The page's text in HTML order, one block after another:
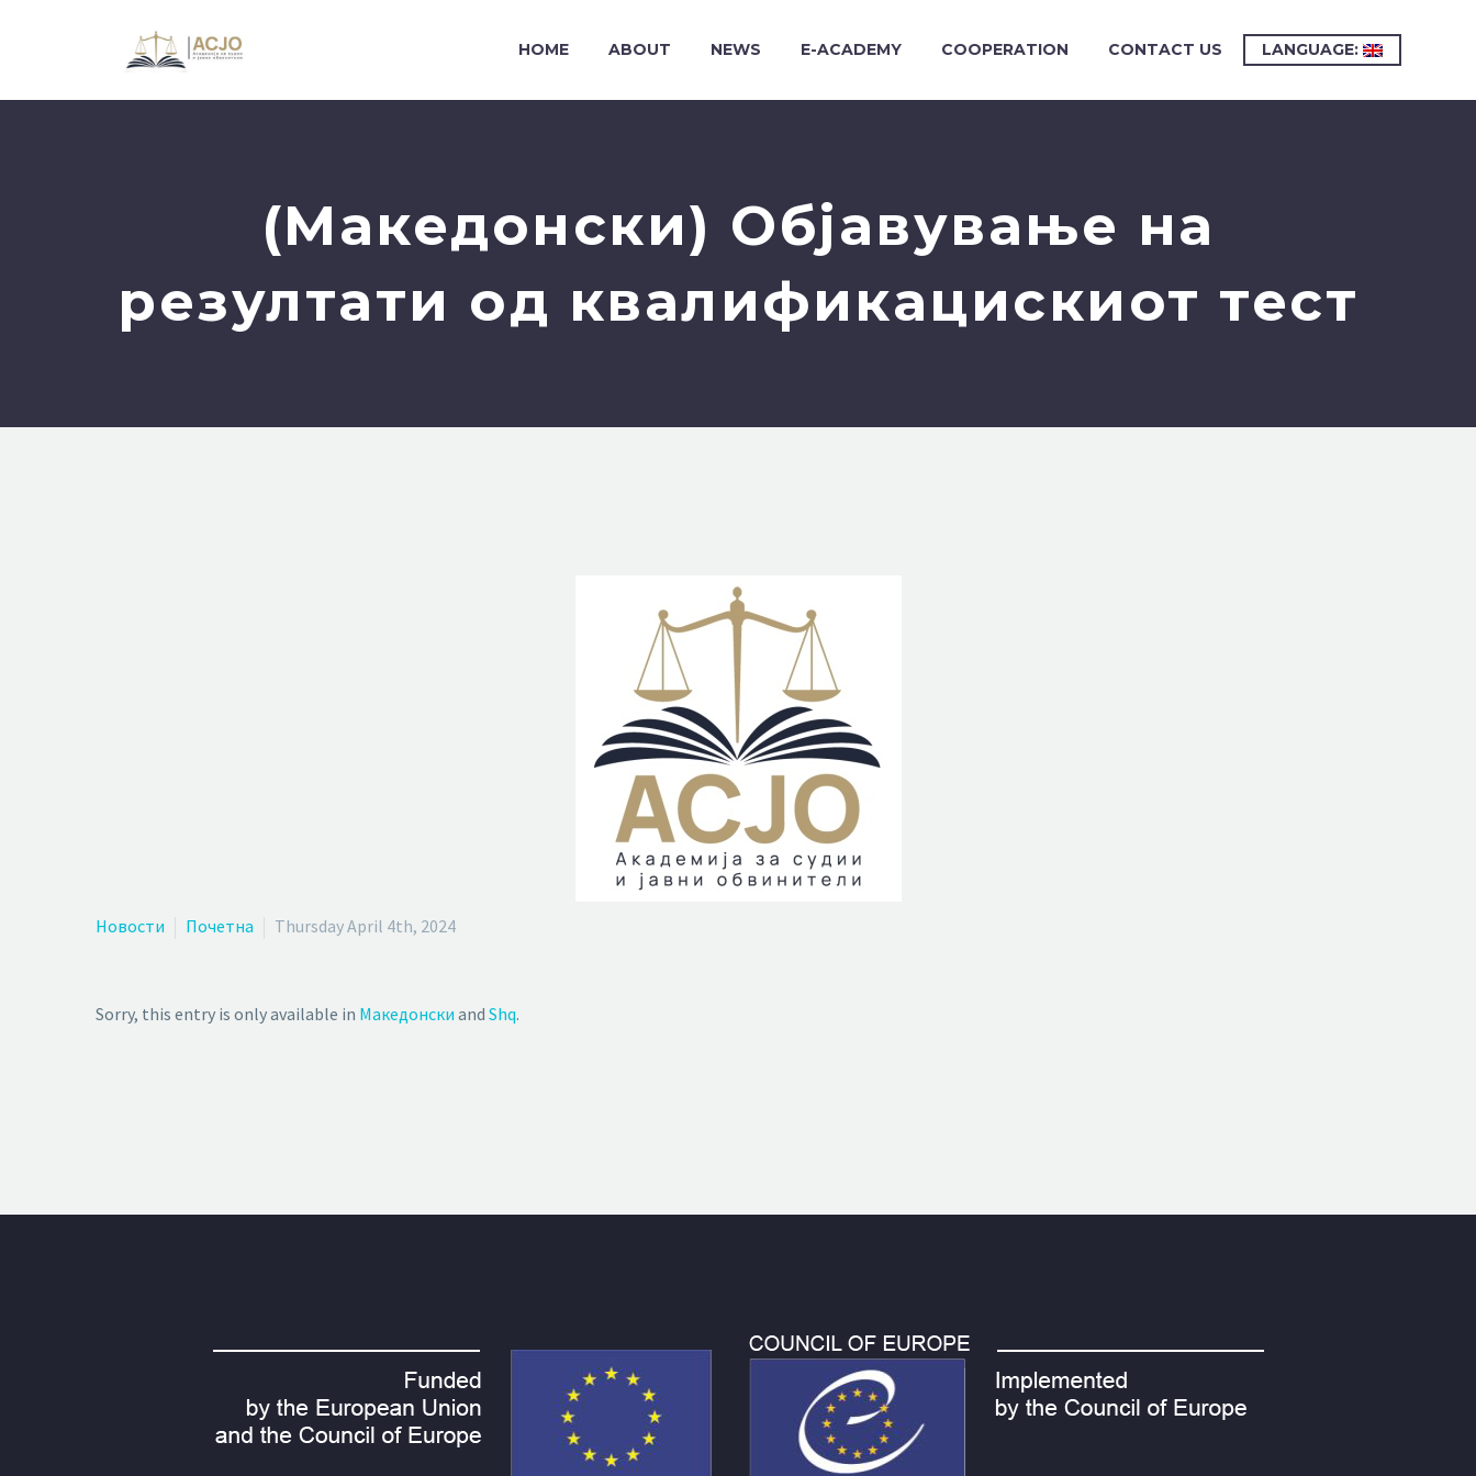
HOME ABOUT NEWS E-ACADEMY COOPERATION CONTACT US LANGUAGE:
(Македонски) Објавување на
резултати од квалификацискиот тест
Новости Почетна Thursday April 4th, 2024
Sorry, this entry is only available in Македонски and Shq.